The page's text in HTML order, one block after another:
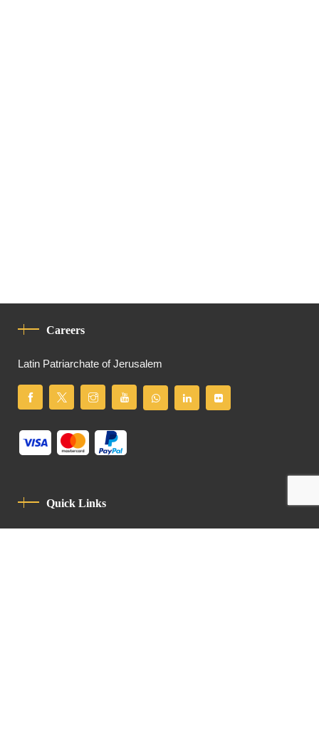
Careers
Latin Patriarchate of Jerusalem
Quick Links